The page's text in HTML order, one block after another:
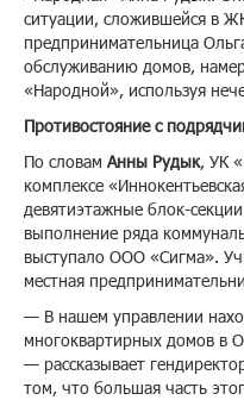
ситуации, сложившейся в
предпринимательница
обслуживанию домов,
«Народной», используя
Противостояние с
По словам Анны Рудык, УК
комплексе
девятиэтажные блок-
выполнение ряда
выступало ООО «Сигма».
местная
— В нашем управлении
многоквартирных домов в
— рассказывает
том, что большая часть